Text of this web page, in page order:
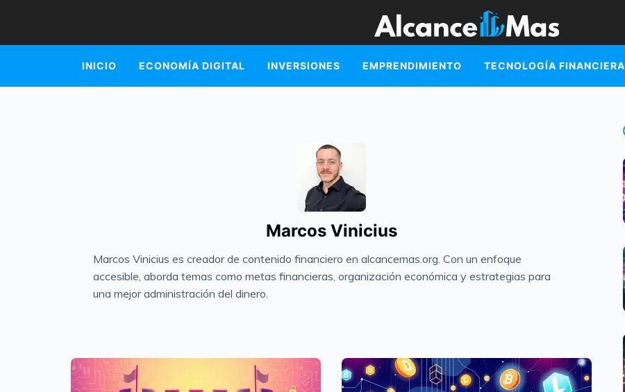
INICIO ECONOMÍA DIGITAL INVERSIONES EMPRENDIMIENTO TECNOLOGÍA FINANCIERA
Marcos Vinicius
Marcos Vinicius es creador de contenido financiero en alcancemas.org. Con un enfoque
accesible, aborda temas como metas financieras, organización económica y estrategias para
una mejor administración del dinero.